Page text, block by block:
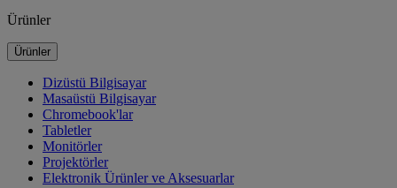
Ürünler
Ürünler
Dizüstü Bilgisayar
Masaüstü Bilgisayar
Chromebook'lar
Tabletler
Monitörler
Projektörler
Elektronik Ürünler ve Aksesuarlar